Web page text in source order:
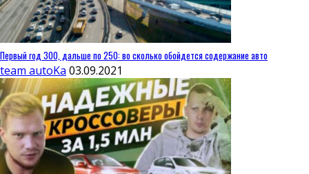
Первый год 300, дальше по 250: во сколько обойдется содержание авто
team autoKa 03.09.2021